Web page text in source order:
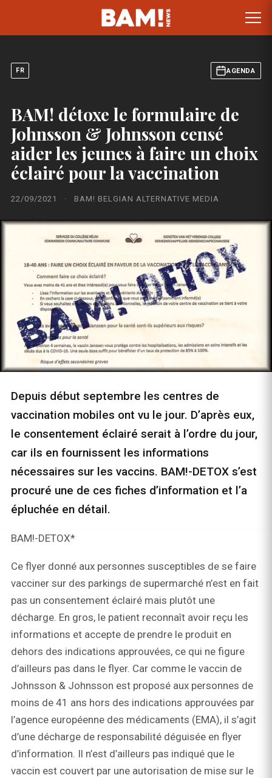
FR AGENDA
BAM! détoxe le formulaire de
Johnsson & Johnsson censé
aider les jeunes à faire un choix
éclairé pour la vaccination
22/09/2021 · BAM! BELGIAN ALTERNATIVE MEDIA
Depuis début septembre les centres de
vaccination mobiles ont vu le jour. D’après eux,
le consentement éclairé serait à l’ordre du jour,
car ils en fournissent les informations
nécessaires sur les vaccins. BAM!-DETOX s’est
procuré une de ces fiches d’information et l’a
épluchée en détail.
BAM!-DETOX*
Ce flyer donné aux personnes susceptibles de se faire
vacciner sur des parkings de supermarché n’est en fait
pas un consentement éclairé mais plutôt une
décharge. En gros, le patient reconnaît avoir reçu les
informations et accepte de prendre le produit en
dehors des indications approuvées, ce qui ne figure
d’ailleurs pas dans le flyer. Car comme le vaccin de
Johnsson & Johnsson est proposé aux personnes de
moins de 41 ans hors des indications approuvées par
l’agence européenne des médicaments (EMA), il s’agit
d’une décharge de responsabilité déguisée en flyer
d’information. Il n’est d’ailleurs pas indiqué que le
vaccin est couvert par une autorisation de mise sur le